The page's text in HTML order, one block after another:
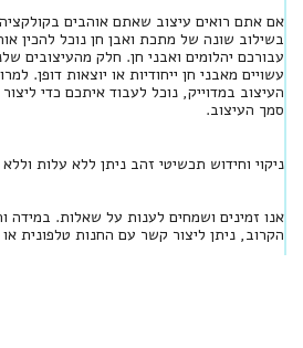
אם אתם רואים עיצוב שאתם אוהבים
בשילוב שונה של מתכת ואבן חן נוכל להכין
עבורכם יהלומים ואבני חן. חלק מהעיצובים
עשויים מאבני חן ייחודיות או יוצאות דופן.
העיצוב במדוייק, נוכל לעבוד איתכם כדי
סמך העיצוב.
ניקוי וחידוש תכשיטי זהב ניתן ללא עלות
אנו זמינים ושמחים לענות על שאלות. במידה
הקרוב, ניתן ליצור קשר עם החנות טלפונית